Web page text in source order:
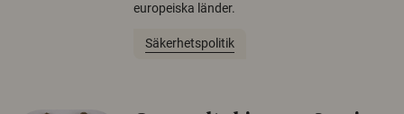
europeiska länder.
Säkerhetspolitik